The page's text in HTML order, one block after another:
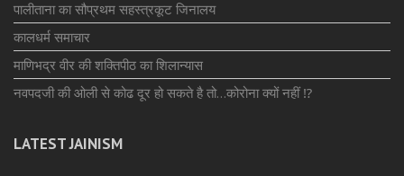
पालीताना का सौप्रथम सहस्त्रकूट जिनालय
कालधर्म समाचार
माणिभद्र वीर की शक्तिपीठ का शिलान्यास
नवपदजी की ओली से कोढ दूर हो सकते है तो…कोरोना क्यों नहीं ⁉️
LATEST JAINISM